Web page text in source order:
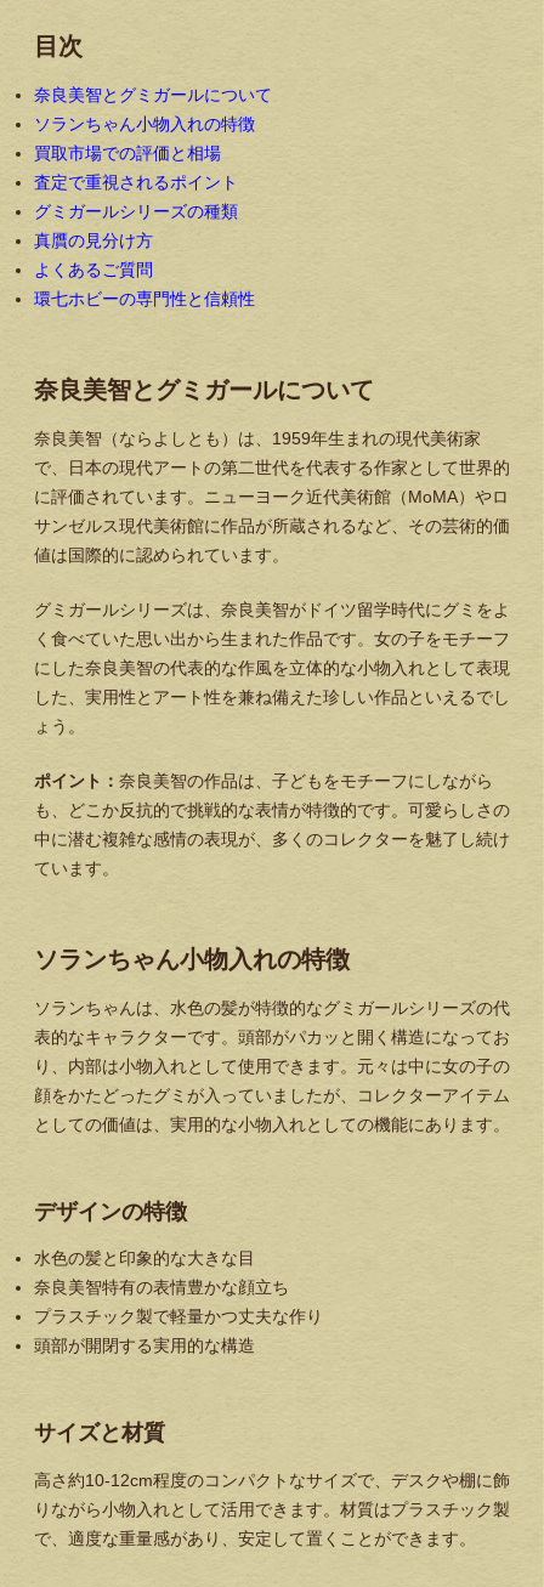
目次
奈良美智とグミガールについて
ソランちゃん小物入れの特徴
買取市場での評価と相場
査定で重視されるポイント
グミガールシリーズの種類
真贋の見分け方
よくあるご質問
環七ホビーの専門性と信頼性
奈良美智とグミガールについて
奈良美智（ならよしとも）は、1959年生まれの現代美術家
で、日本の現代アートの第二世代を代表する作家として世界的
に評価されています。ニューヨーク近代美術館（MoMA）やロ
サンゼルス現代美術館に作品が所蔵されるなど、その芸術的価
値は国際的に認められています。
グミガールシリーズは、奈良美智がドイツ留学時代にグミをよ
く食べていた思い出から生まれた作品です。女の子をモチーフ
にした奈良美智の代表的な作風を立体的な小物入れとして表現
した、実用性とアート性を兼ね備えた珍しい作品といえるでし
ょう。
ポイント： 奈良美智の作品は、子どもをモチーフにしながら
も、どこか反抗的で挑戦的な表情が特徴的です。可愛らしさの
中に潜む複雑な感情の表現が、多くのコレクターを魅了し続け
ています。
ソランちゃん小物入れの特徴
ソランちゃんは、水色の髪が特徴的なグミガールシリーズの代
表的なキャラクターです。頭部がパカッと開く構造になってお
り、内部は小物入れとして使用できます。元々は中に女の子の
顔をかたどったグミが入っていましたが、コレクターアイテム
としての価値は、実用的な小物入れとしての機能にあります。
デザインの特徴
水色の髪と印象的な大きな目
奈良美智特有の表情豊かな顔立ち
プラスチック製で軽量かつ丈夫な作り
頭部が開閉する実用的な構造
サイズと材質
高さ約10-12cm程度のコンパクトなサイズで、デスクや棚に飾
りながら小物入れとして活用できます。材質はプラスチック製
で、適度な重量感があり、安定して置くことができます。